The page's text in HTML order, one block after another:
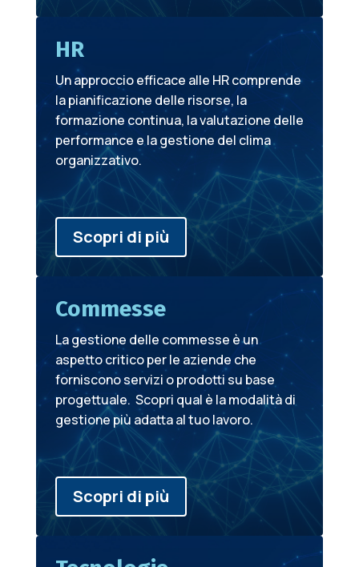
HR
Un approccio efficace alle HR comprende
la pianificazione delle risorse, la
formazione continua, la valutazione delle
performance e la gestione del clima
organizzativo.
Scopri di più
Commesse
La gestione delle commesse è un
aspetto critico per le aziende che
forniscono servizi o prodotti su base
progettuale. Scopri qual è la modalità di
gestione più adatta al tuo lavoro.
Scopri di più